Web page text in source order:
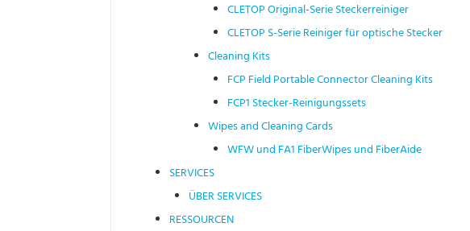
CLETOP Original-Serie Steckerreiniger
CLETOP S-Serie Reiniger für optische Stecker
Cleaning Kits
FCP Field Portable Connector Cleaning Kits
FCP1 Stecker-Reinigungssets
Wipes and Cleaning Cards
WFW und FA1 FiberWipes und FiberAide
SERVICES
ÜBER SERVICES
RESSOURCEN